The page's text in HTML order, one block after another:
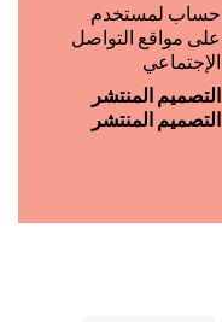
حساب لمستخدم
على مواقع التواصل
الإجتماعي
التصميم المنتشر
التصميم المنتشر